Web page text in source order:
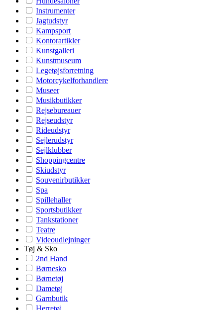
Instrumenter
Jagtudstyr
Kampsport
Kontorartikler
Kunstgalleri
Kunstmuseum
Legetøjsforretning
Motorcykelforhandlere
Museer
Musikbutikker
Rejsebureauer
Rejseudstyr
Rideudstyr
Sejlerudstyr
Sejlklubber
Shoppingcentre
Skiudstyr
Souvenirbutikker
Spa
Spillehaller
Sportsbutikker
Tankstationer
Teatre
Videoudlejninger
Tøj & Sko
2nd Hand
Børnesko
Børnetøj
Dametøj
Garnbutik
Herretøj